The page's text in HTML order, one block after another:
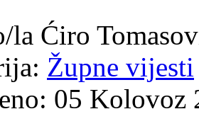
la Ćiro
Župne vijesti
05 Kolovoz